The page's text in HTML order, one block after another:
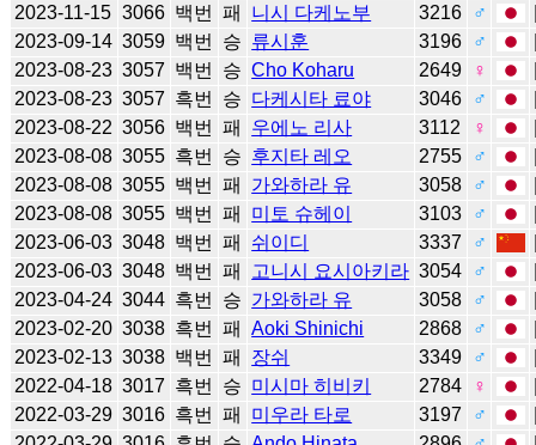
2023-11-15 3066 백번 패 니시 다케노부 3216 ♂
2023-09-14 3059 백번 승 류시훈 3196 ♂
2023-08-23 3057 백번 승 Cho Koharu 2649 ♀
2023-08-23 3057 흑번 승 다케시타 료야 3046 ♂
2023-08-22 3056 백번 패 우에노 리사 3112 ♀
2023-08-08 3055 흑번 승 후지타 레오 2755 ♂
2023-08-08 3055 백번 패 가와하라 유 3058 ♂
2023-08-08 3055 백번 패 미토 슈헤이 3103 ♂
2023-06-03 3048 백번 패 쉬이디 3337 ♂
2023-06-03 3048 백번 패 고니시 요시아키라 3054 ♂
2023-04-24 3044 흑번 승 가와하라 유 3058 ♂
2023-02-20 3038 흑번 패 Aoki Shinichi 2868 ♂
2023-02-13 3038 백번 패 장쉬 3349 ♂
2022-04-18 3017 흑번 승 미시마 히비키 2784 ♀
2022-03-29 3016 흑번 패 미우라 타로 3197 ♂